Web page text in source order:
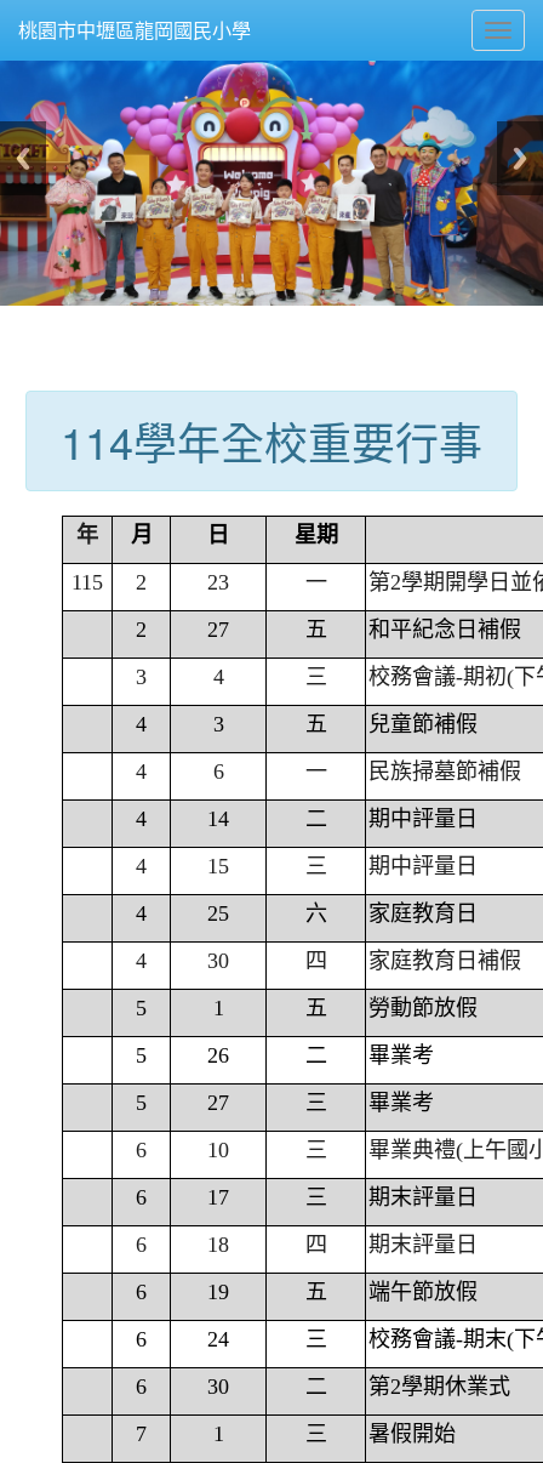
桃園市中壢區龍岡國民小學
114學年全校重要行事
年 月 日
星期
115
2 23 一
第2學期開學日並
2
27 五
和平紀念日補假
3
4 三
校務會議-期初(下
4
3 五
兒童節補假
4
6 一
民族掃墓節補假
4
14 二
期中評量日
4
15 三
期中評量日
4
25 六
家庭教育日
4
30 四
家庭教育日補假
5
1 五
勞動節放假
5
26 二
畢業考
5
27 三
畢業考
6
10 三
畢業典禮(上午國
6
17 三
期末評量日
6
18 四
期末評量日
6
19 五
端午節放假
6
24 三
校務會議-期末(下
6
30 二
第2學期休業式
7
1 三 暑假開始